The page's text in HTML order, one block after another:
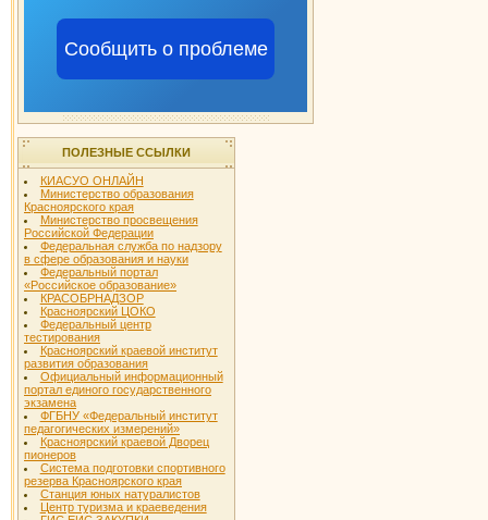
Сообщить о проблеме
ПОЛЕЗНЫЕ ССЫЛКИ
КИАСУО ОНЛАЙН
Министерство образования
Красноярского края
Министерство просвещения
Российской Федерации
Федеральная служба по надзору
в сфере образования и науки
Федеральный портал
«Российское образование»
КРАСОБРНАДЗОР
Красноярский ЦОКО
Федеральный центр
тестирования
Красноярский краевой институт
развития образования
Официальный информационный
портал единого государственного
экзамена
ФГБНУ «Федеральный институт
педагогических измерений»
Красноярский краевой Дворец
пионеров
Система подготовки спортивного
резерва Красноярского края
Станция юных натуралистов
Центр туризма и краеведения